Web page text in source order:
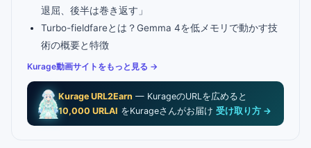
退屈、後半は巻き返す」
Turbo-fieldfareとは？Gemma 4を低メモリで動かす技
術の概要と特徴
Kurage動画サイトをもっと見る →
Kurage URL2Earn — KurageのURLを広めると
10,000 URLAI をKurageさんがお届け受け取り方 →